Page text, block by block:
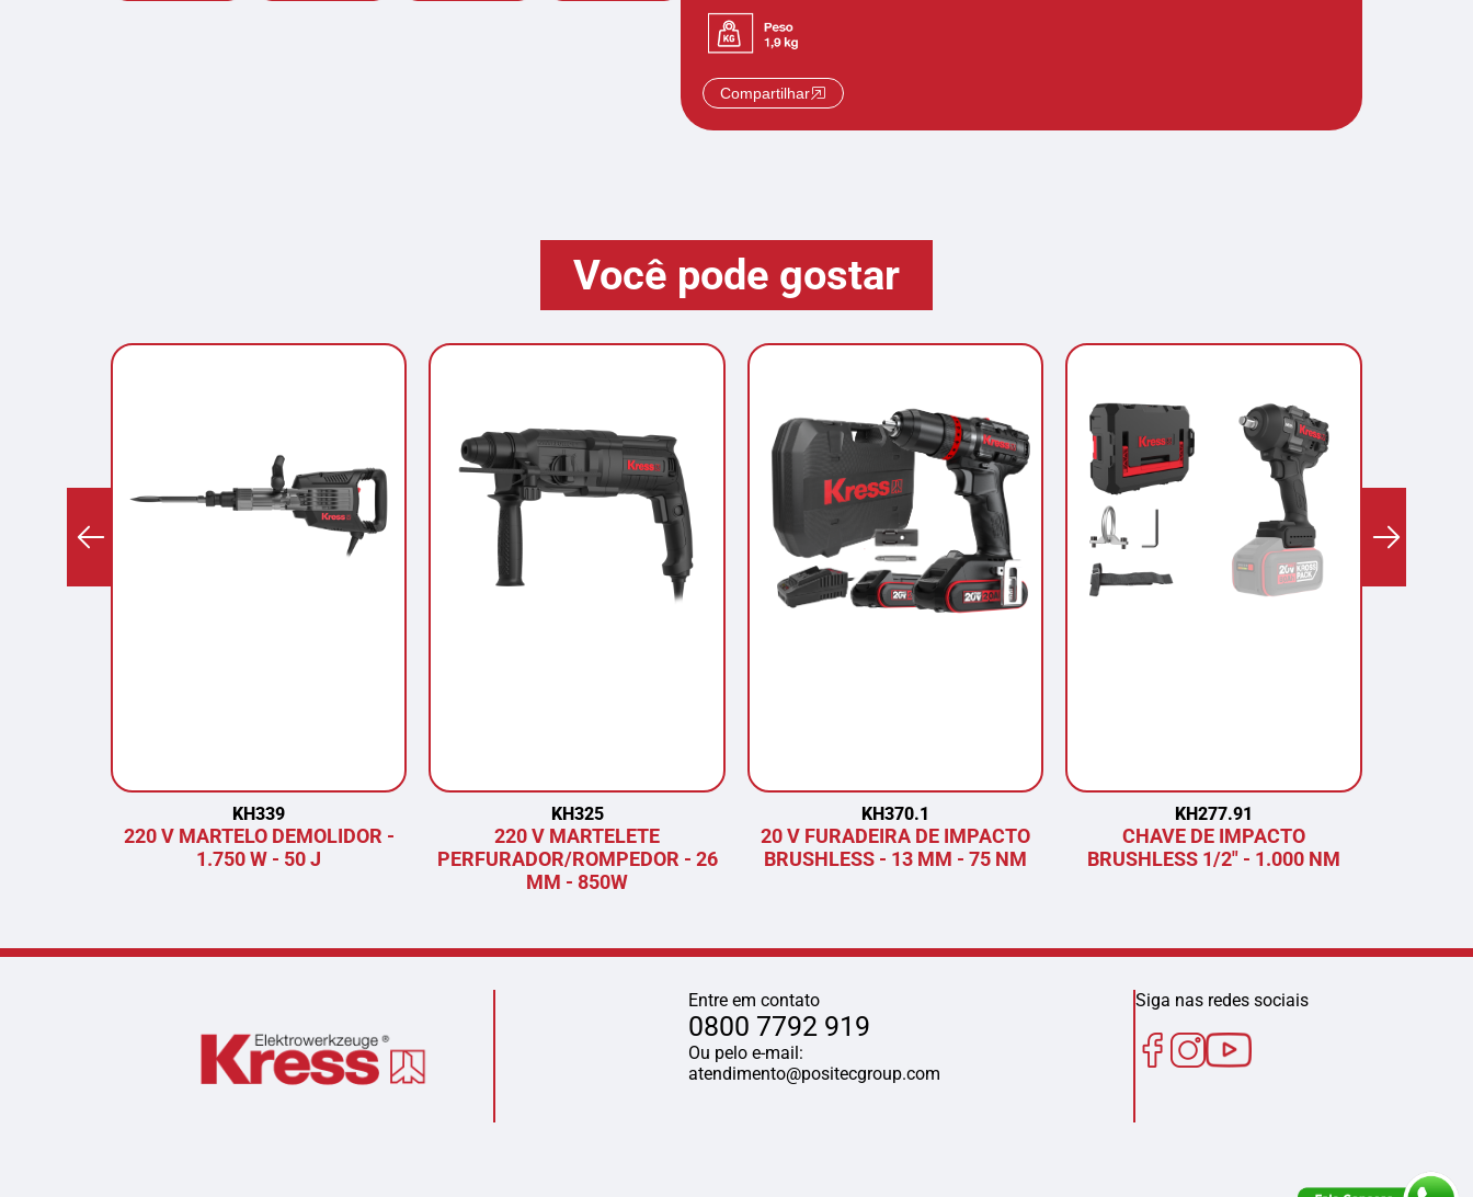
Compartilhar
Você pode gostar
KH339
220 V MARTELO DEMOLIDOR -
1.750 W - 50 J
KH325
220 V MARTELETE
PERFURADOR/ROMPEDOR - 26
MM - 850W
KH370.1
20 V FURADEIRA DE IMPACTO
BRUSHLESS - 13 MM - 75 NM
KH277.91
CHAVE DE IMPACTO
BRUSHLESS 1/2" - 1.000 NM
Entre em contato
0800 7792 919
Ou pelo e-mail:
atendimento@positecgroup.com
Siga nas redes sociais